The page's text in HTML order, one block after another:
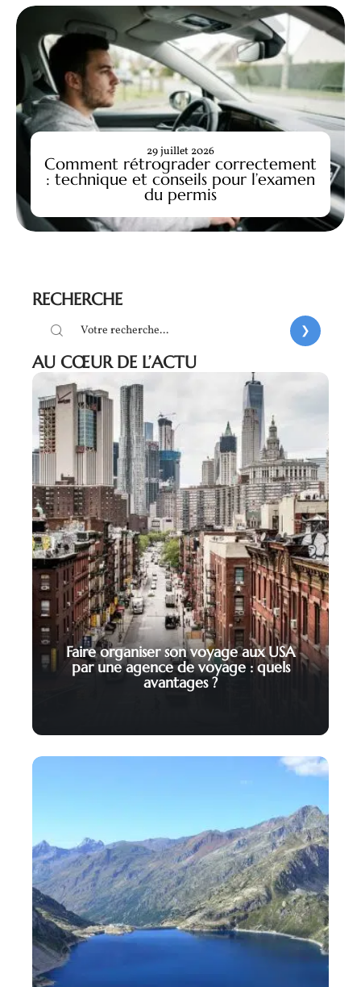
Comment rétrograder correctement
: technique et conseils pour l’examen
du permis
29 juillet 2026
RECHERCHE
AU CŒUR DE L’ACTU
Faire organiser son voyage aux USA
par une agence de voyage : quels
avantages ?